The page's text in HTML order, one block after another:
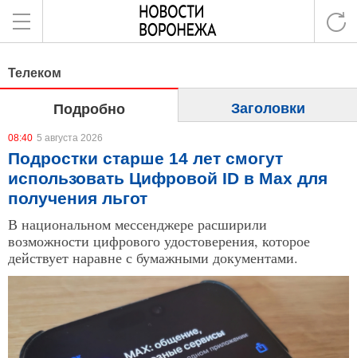
Телеком
Подробно Заголовки
08:40 5 августа 2026
Подростки старше 14 лет смогут
использовать Цифровой ID в Мах для
получения льгот
В национальном мессенджере расширили
возможности цифрового удостоверения, которое
действует наравне с бумажными документами.